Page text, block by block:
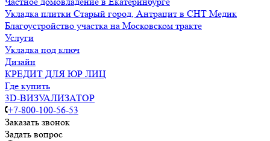
Укладка плитки Старый город, Антрацит в СНТ Медик
Благоустройство участка на Московском тракте
Услуги
Укладка под ключ
Дизайн
КРЕДИТ ДЛЯ ЮР ЛИЦ
Где купить
3D-ВИЗУАЛИЗАТОР
+7-800-100-56-53
Заказать звонок
Задать вопрос